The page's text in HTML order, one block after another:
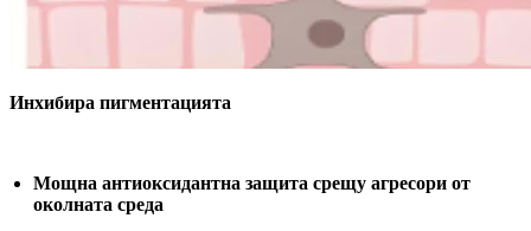
Инхибира пигментацията
Мощна антиоксидантна защита срещу агресори от
околната среда